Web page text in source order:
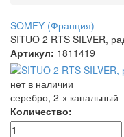
SOMFY (Франция)
SITUO 2 RTS SILVER,
Артикул: 1811419
нет в наличии
серебро, 2-х канальный
Количество: